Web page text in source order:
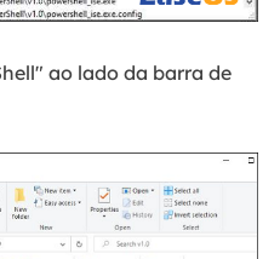
ao lado da barra de